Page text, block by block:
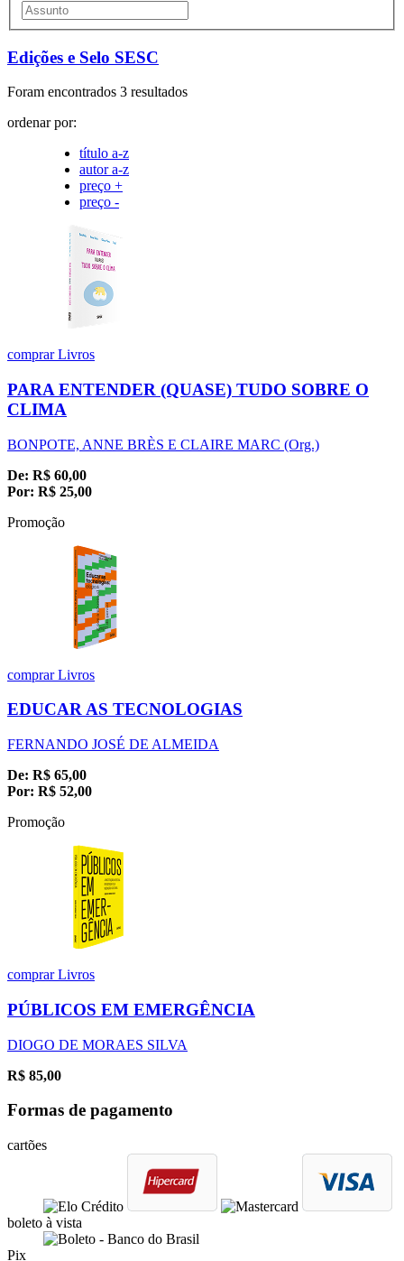
Edições e Selo SESC
Foram encontrados 3 resultados
ordenar por:
título a-z
autor a-z
preço +
preço -
comprarLivros
PARA ENTENDER (QUASE) TUDO SOBRE O
CLIMA
BONPOTE, ANNE BRÈS E CLAIRE MARC (Org.)
De: R$ 60,00
Por: R$ 25,00
Promoção
comprarLivros
EDUCAR AS TECNOLOGIAS
FERNANDO JOSÉ DE ALMEIDA
De: R$ 65,00
Por: R$ 52,00
Promoção
comprarLivros
PÚBLICOS EM EMERGÊNCIA
DIOGO DE MORAES SILVA
R$ 85,00
Formas de pagamento
cartões
boleto à vista
Pix